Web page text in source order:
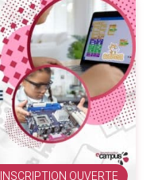
INSCRIPTION OUVERTE